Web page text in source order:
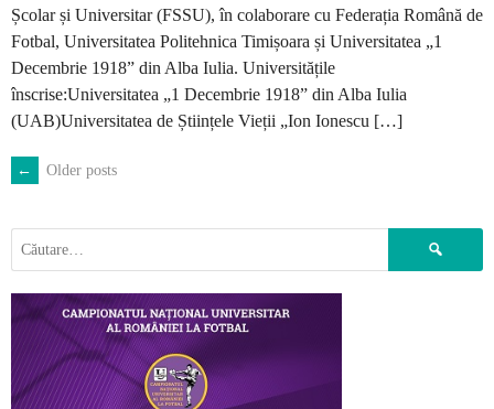
Școlar și Universitar (FSSU), în colaborare cu Federația Română de
Fotbal, Universitatea Politehnica Timișoara și Universitatea „1
Decembrie 1918” din Alba Iulia. Universitățile
înscrise:Universitatea „1 Decembrie 1918” din Alba Iulia
(UAB)Universitatea de Științele Vieții „Ion Ionescu […]
POSTS
NAVIGATION
← Older posts